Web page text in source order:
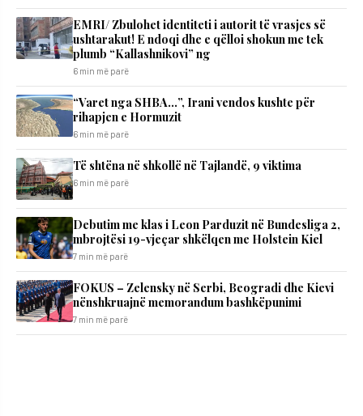
EMRI/ Zbulohet identiteti i autorit të vrasjes së
ushtarakut! E ndoqi dhe e qëlloi shokun me tek
plumb “Kallashnikovi” ng
6 min më parë
“Varet nga SHBA…”, Irani vendos kushte për
rihapjen e Hormuzit
6 min më parë
Të shtëna në shkollë në Tajlandë, 9 viktima
6 min më parë
Debutim me klas i Leon Parduzit në Bundesliga 2,
mbrojtësi 19-vjeçar shkëlqen me Holstein Kiel
7 min më parë
FOKUS – Zelensky në Serbi, Beogradi dhe Kievi
nënshkruajnë memorandum bashkëpunimi
7 min më parë